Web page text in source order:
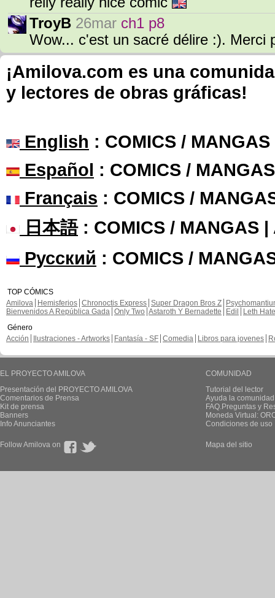
TroyB 26mar ch1 p8
Wow... c'est un sacré délire :). Merci
¡Amilova.com es una
y lectores de obras gráficas!
English : COMICS /
Español : COMICS /
Français : COMICS /
日本語: COMICS / MANGAS |
Русский : COMICS /
TOP CÓMICS
Amilova
Hemisferios Chronoctis Express Super Dragon Bros Z
Bienvenidos A República Gada Only Two Astaroth Y Bernadette Edil
Leth Hate
Género
Acción
Ilustraciones - Artworks Fantasía - SF Comedia Libros para jovenes
EL PROYECTO AMILOVA
Presentación del PROYECTO AMILOVA
Comentarios de Prensa
Kit de prensa
Banners
Info Anunciantes
COMUNIDAD
Tutorial del lector
Ayuda la
FAQ.Preguntas y
Moneda Virtual:
Condiciones de uso
Follow Amilova on Mapa del sitio